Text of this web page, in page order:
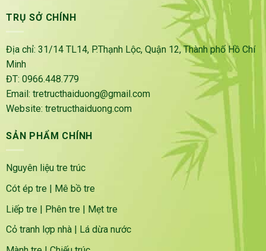
TRỤ SỞ CHÍNH
Địa chỉ: 31/14 TL14, P.Thạnh Lộc, Quận 12, Thành phố Hồ Chí
Minh
ĐT: 0966.448.779
Email: tretructhaiduong@gmail.com
Website: tretructhaiduong.com
SẢN PHẨM CHÍNH
Nguyên liệu tre trúc
Cót ép tre | Mê bồ tre
Liếp tre | Phên tre | Mẹt tre
Cỏ tranh lợp nhà
Lá dừa nước